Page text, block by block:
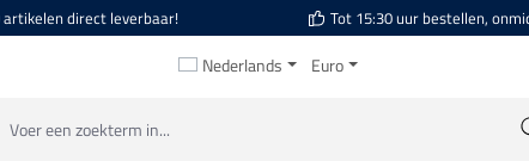
artikelen direct leverbaar! Tot 15:30 uur bestellen,
Nederlands Euro